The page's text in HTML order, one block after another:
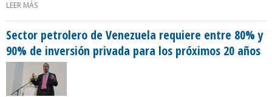
LEER MÁS
CAPITAL EXTRANJERO”
Sector petrolero de Venezuela requiere entre 80% y
90% de inversión privada para los próximos 20 años